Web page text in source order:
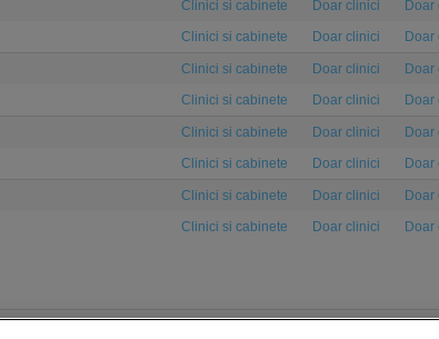
Clinici si cabinete Doar clinici Doar
Clinici si cabinete Doar clinici Doar
Clinici si cabinete Doar clinici Doar
Clinici si cabinete Doar clinici Doar
Clinici si cabinete Doar clinici Doar
Clinici si cabinete Doar clinici Doar
Clinici si cabinete Doar clinici Doar
Clinici si cabinete Doar clinici Doar